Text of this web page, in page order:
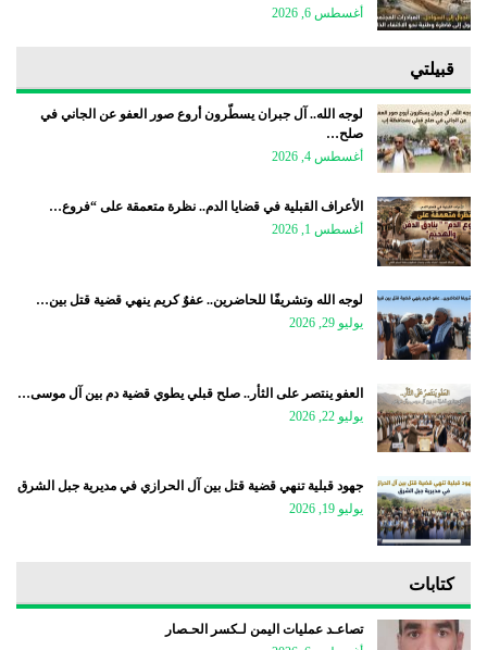
أغسطس 6, 2026
قبيلتي
لوجه الله.. آل جبران يسطّرون أروع صور العفو عن الجاني في
صلح…
أغسطس 4, 2026
الأعراف القبلية في قضايا الدم.. نظرة متعمقة على “فروع…
أغسطس 1, 2026
لوجه الله وتشريفًا للحاضرين.. عفوٌ كريم ينهي قضية قتل بين…
يوليو 29, 2026
العفو ينتصر على الثأر.. صلح قبلي يطوي قضية دم بين آل موسى…
يوليو 22, 2026
جهود قبلية تنهي قضية قتل بين آل الحرازي في مديرية جبل الشرق
يوليو 19, 2026
كتابات
تصاعـد عمليات اليمن لـكسر الحـصار